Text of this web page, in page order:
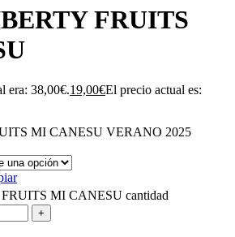
FRUITS
era: 38,00€.19,00€El precio actual es:
MI CANESU VERANO 2025
MI CANESU cantidad